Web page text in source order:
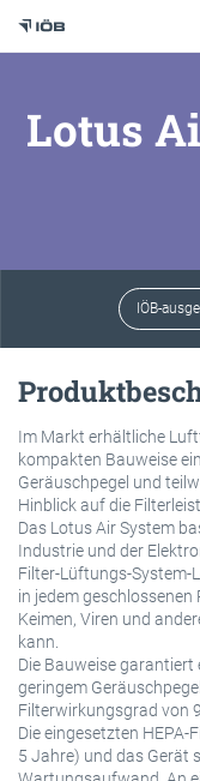
Lotus
IÖB-
Im Markt erhältliche
kompakten Bauweise
Geräuschpegel und
Hinblick auf die
Das Lotus Air System
Industrie und der
Filter-Lüftungs-System-
in jedem
Keimen, Viren und
kann.
Die Bauweise
geringem
Filterwirkungsgrad von
Die eingesetzten HEPA-
5 Jahre) und das Gerät